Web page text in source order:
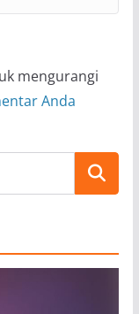
mengurangi
Anda